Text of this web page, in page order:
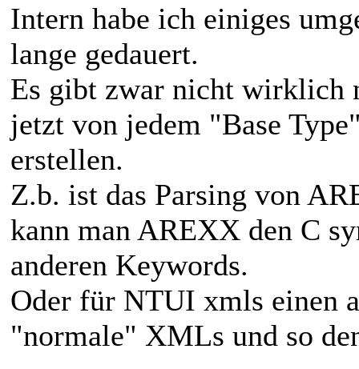
Intern habe ich einiges
lange gedauert.
Es gibt zwar nicht wirklich
jetzt von jedem "Base
erstellen.
Z.b. ist das Parsing von
kann man AREXX den C
anderen Keywords.
Oder für NTUI xmls einen
"normale" XMLs und so